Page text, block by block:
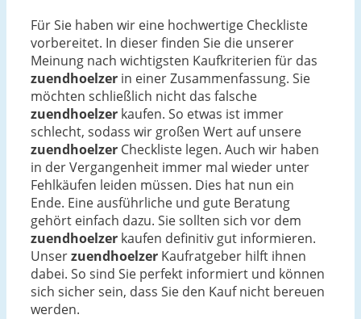
Für Sie haben wir eine hochwertige Checkliste
vorbereitet. In dieser finden Sie die unserer
Meinung nach wichtigsten Kaufkriterien für das
zuendhoelzer in einer Zusammenfassung. Sie
möchten schließlich nicht das falsche
zuendhoelzer kaufen. So etwas ist immer
schlecht, sodass wir großen Wert auf unsere
zuendhoelzer Checkliste legen. Auch wir haben
in der Vergangenheit immer mal wieder unter
Fehlkäufen leiden müssen. Dies hat nun ein
Ende. Eine ausführliche und gute Beratung
gehört einfach dazu. Sie sollten sich vor dem
zuendhoelzer kaufen definitiv gut informieren.
Unserzuendhoelzer Kaufratgeber hilft ihnen
dabei. So sind Sie perfekt informiert und können
sich sicher sein, dass Sie den Kauf nicht bereuen
werden.